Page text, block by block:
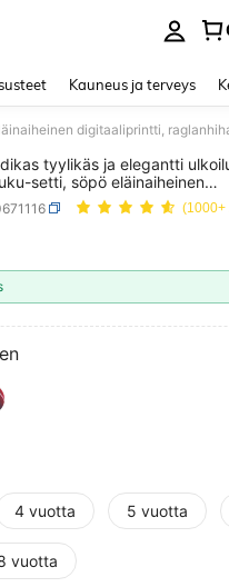
Kauneus ja terveys
tyylikäs ja elegantti
setti, söpö eläinaiheinen
lyhythihaiset shortsit,
(1000+
4 vuotta 5 vuotta
vuotta